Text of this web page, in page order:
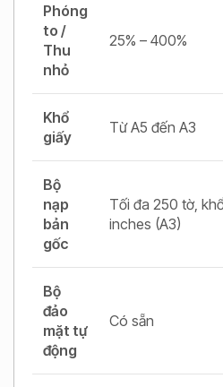
Phóng
to /
Thu
nhỏ
25% – 400%
Khổ
giấy
Từ A5 đến A3
Bộ
nạp
bản
gốc
Tối đa 250 tờ,
inches (A3)
Bộ
đảo
mặt tự
động
Có sẵn